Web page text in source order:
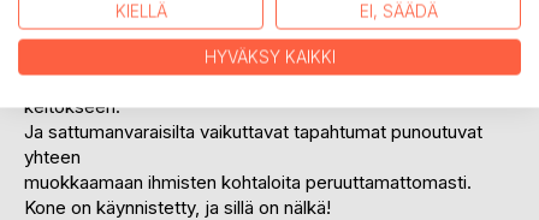
Helteinen kaupunki saa jälleen säilytettäväkseen karmeita
kun myytit ja todellisuus sekoittuvat kammottavaan
keitokseen.
Ja sattumanvaraisilta vaikuttavat tapahtumat punoutuvat
yhteen
muokkaamaan ihmisten kohtaloita peruuttamattomasti.
Kone on käynnistetty, ja sillä on nälkä!
KIELLÄ EI, SÄÄDÄ
HYVÄKSY KAIKKI